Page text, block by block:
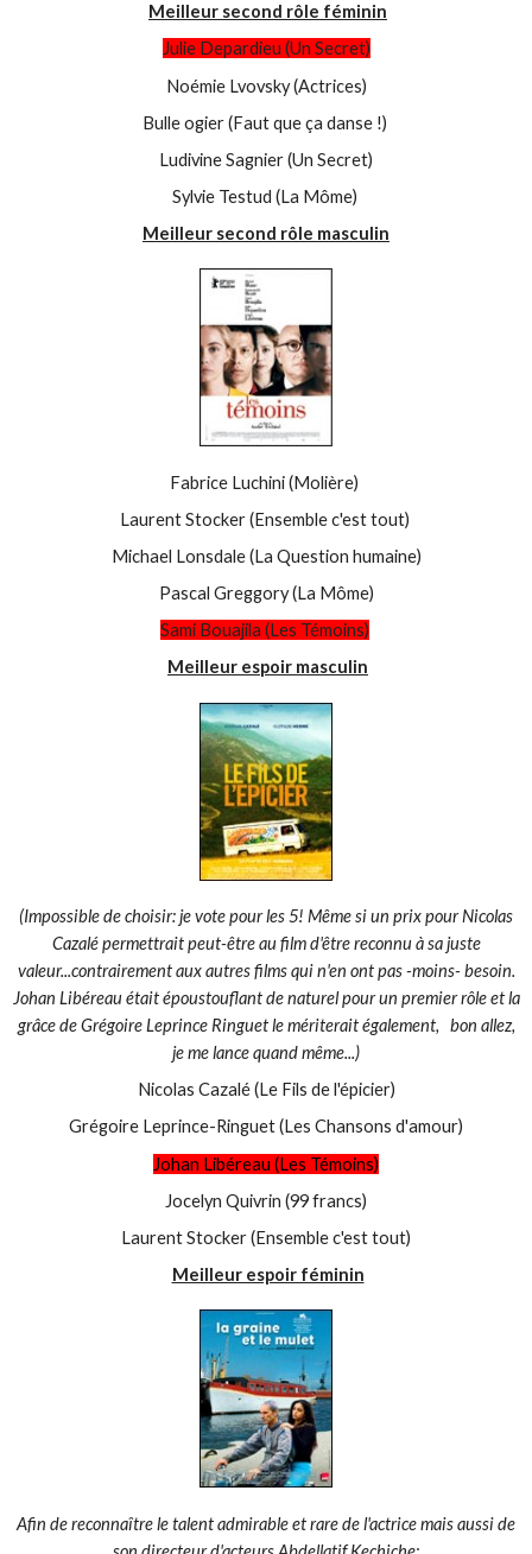
Meilleur second rôle féminin
Julie Depardieu (Un Secret)
Noémie Lvovsky (Actrices)
Bulle ogier (Faut que ça danse !)
Ludivine Sagnier (Un Secret)
Sylvie Testud (La Môme)
Meilleur second rôle masculin
Fabrice Luchini (Molière)
Laurent Stocker (Ensemble c'est tout)
Michael Lonsdale (La Question humaine)
Pascal Greggory (La Môme)
Sami Bouajila (Les Témoins)
Meilleur espoir masculin
(Impossible de choisir: je vote pour les 5! Même si un prix pour Nicolas
Cazalé permettrait peut-être au film d'être reconnu à sa juste
valeur...contrairement aux autres films qui n'en ont pas -moins- besoin.
Johan Libéreau était époustouflant de naturel pour un premier rôle et la
grâce de Grégoire Leprince Ringuet le mériterait également, bon allez,
je me lance quand même...)
Nicolas Cazalé (Le Fils de l'épicier)
Grégoire Leprince-Ringuet (Les Chansons d'amour)
Johan Libéreau (Les Témoins)
Jocelyn Quivrin (99 francs)
Laurent Stocker (Ensemble c'est tout)
Meilleur espoir féminin
Afin de reconnaître le talent admirable et rare de l'actrice mais aussi de